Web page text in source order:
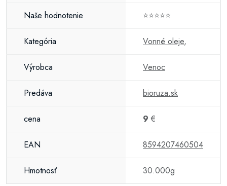
Naše hodnotenie ⭐⭐⭐⭐⭐
Kategória Vonné oleje,
Výrobca Venoc
Predáva bioruza.sk
cena 9 €
EAN 8594207460504
Hmotnosť 30.000g